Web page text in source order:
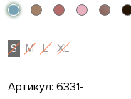
S M L XL
Артикул:6331-